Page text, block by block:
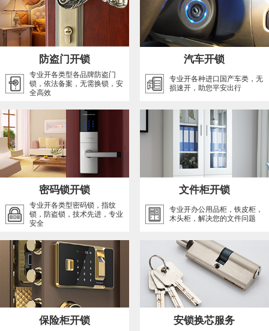
防盗门开锁
专业开各类型各品牌防盗门
锁，依法备案，无需换锁，安
全高效
汽车开锁
专业开各种进口国产车类，无
损速开，助您平安出行
密码锁开锁
专业开各类型密码锁，指纹
锁，防盗锁，技术先进，专业
安全
文件柜开锁
专业开办公用品柜，铁皮柜，
木头柜，解决您的文件问题
保险柜开锁 安锁换芯服务